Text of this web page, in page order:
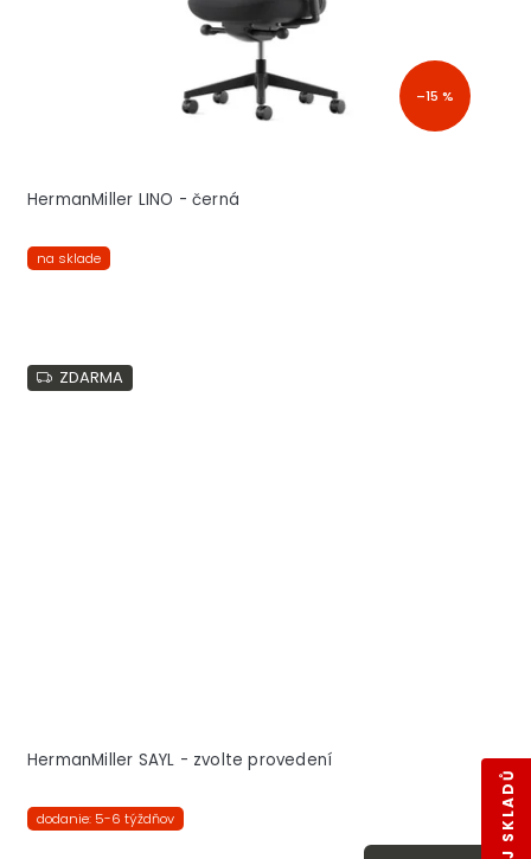
–15 %
HermanMiller LINO - černá
na sklade
ZDARMA
HermanMiller SAYL - zvolte provedení
dodanie: 5-6 týždňov